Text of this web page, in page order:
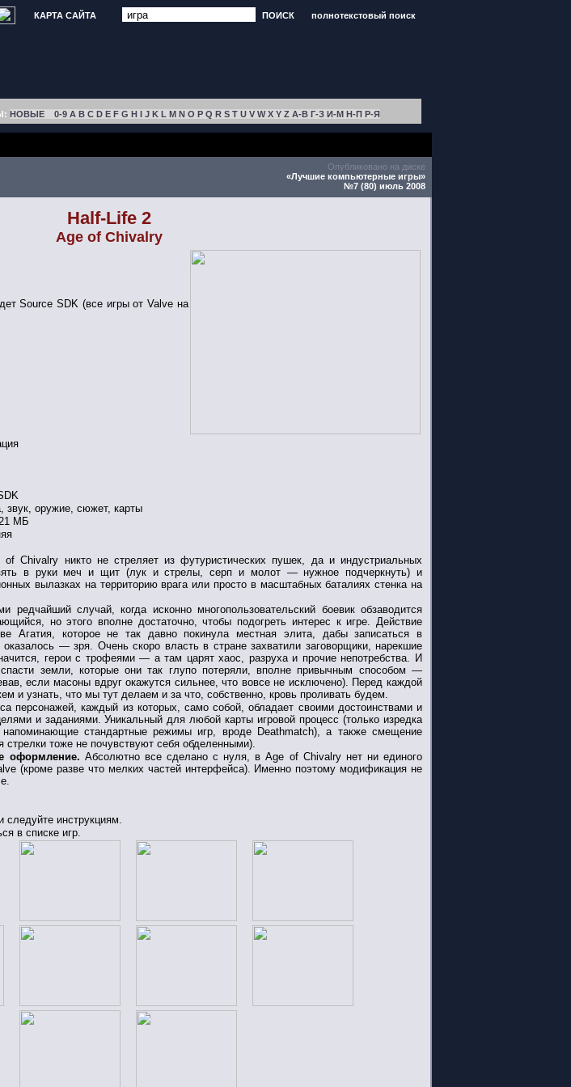
КАРТА САЙТА ПОИСК полнотекстовый поиск
НОВЫЕ 0-9 A B C D E F G H I J K L M N O P Q R S T U V W X Y Z А-В Г-З И-М Н-П Р-Я
Опубликовано на диске
«Лучшие компьютерные игры»
№7 (80) июль 2008
Half-Life 2
Age of Chivalry
Source SDK (все игры от Valve на
звук, оружие, сюжет, карты
МБ
Chivalry никто не стреляет из футуристических пушек, да и индустриальных
в руки меч и щит (лук и стрелы, серп и молот — нужное подчеркнуть) и
вылазках на территорию врага или просто в масштабных баталиях стенка на
редчайший случай, когда исконно многопользовательский боевик обзаводится
но этого вполне достаточно, чтобы подогреть интерес к игре. Действие
Агатия, которое не так давно покинула местная элита, дабы записаться в
— зря. Очень скоро власть в стране захватили заговорщики, нарекшие
герои с трофеями — а там царят хаос, разруха и прочие непотребства. И
земли, которые они так глупо потеряли, вполне привычным способом —
если масоны вдруг окажутся сильнее, что вовсе не исключено). Перед каждой
и узнать, что мы тут делаем и за что, собственно, кровь проливать будем.
персонажей, каждый из которых, само собой, обладает своими достоинствами и
и заданиями. Уникальный для любой карты игровой процесс (только изредка
стандартные режимы игр, вроде Deathmatch), а также смещение
стрелки тоже не почувствуют себя обделенными).
оформление. Абсолютно все сделано с нуля, в Age of Chivalry нет ни единого
(кроме разве что мелких частей интерфейса). Именно поэтому модификация не
следуйте инструкциям.
в списке игр.